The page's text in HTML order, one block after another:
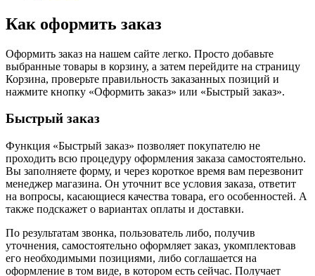
Как оформить заказ
Оформить заказ на нашем сайте легко. Просто добавьте
выбранные товары в корзину, а затем перейдите на страницу
Корзина, проверьте правильность заказанных позиций и
нажмите кнопку «Оформить заказ» или «Быстрый заказ».
Быстрый заказ
Функция «Быстрый заказ» позволяет покупателю не
проходить всю процедуру оформления заказа самостоятельно.
Вы заполняете форму, и через короткое время вам перезвонит
менеджер магазина. Он уточнит все условия заказа, ответит
на вопросы, касающиеся качества товара, его особенностей. А
также подскажет о вариантах оплаты и доставки.
По результатам звонка, пользователь либо, получив
уточнения, самостоятельно оформляет заказ, укомплектовав
его необходимыми позициями, либо соглашается на
оформление в том виде, в котором есть сейчас. Получает